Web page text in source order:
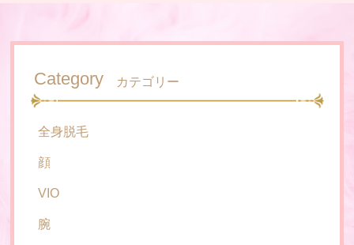
Category カテゴリー
全身脱毛
顔
VIO
腕